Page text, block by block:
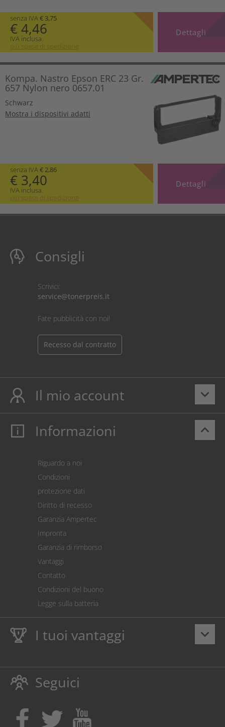
senza IVA€ 3,75
€ 4,46
IVA inclusa.
più spese di spedizione
Dettagli
Kompa. Nastro Epson ERC 23 Gr.
657 Nylon nero 0657.01
Schwarz
Mostra i dispositivi adatti
senza IVA€ 2,86
€ 3,40
IVA inclusa.
più spese di spedizione
Dettagli
Consigli
Scrivici:
service@tonerpreis.it
Fate pubblicità con noi!
Recesso dal contratto
keyboard_arrow_down
Il mio account
Il mio account
Pagamento
Restituzione della merce
Calcolatore dei costi
Impostazioni dei cookie
keyboard_arrow_up
Informazioni
Riguardo a noi
Condizioni
protezione dati
Diritto di recesso
Garanzia Ampertec
Impronta
Garanzia di rimborso
Vantaggi
Contatto
Condizioni del buono
Legge sulla batteria
keyboard_arrow_down
I tuoi vantaggi
Dieci anniGaranzia Ampertecsu toner e inchiostro
Rispettoso dellambiente evitando gli sprechi.
Acquista inchiostro e toner dove i tuoi figli possono
ottenere un apprendistato!
Seguici